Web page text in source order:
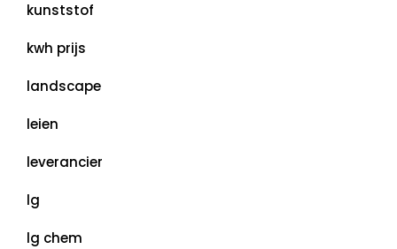
kunststof
kwh prijs
landscape
leien
leverancier
lg
lg chem